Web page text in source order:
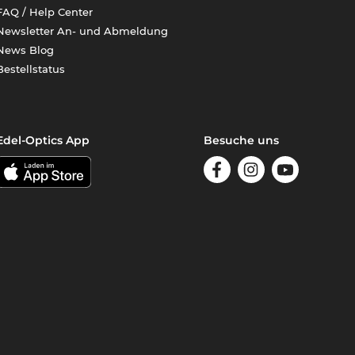
/ Help Center
An- und Abmeldung
Blog
Optics App Besuche uns